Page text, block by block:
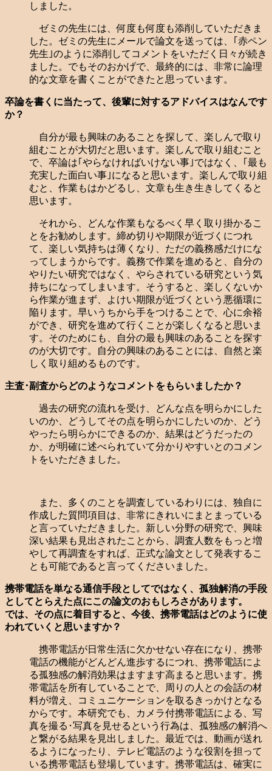
しました。
ゼミの先生には、何度も何度も添削していただきま
した。ゼミの先生にメールで論文を送っては、｢赤ペン
先生｣のように添削してコメントをいただく日々が続き
ました。でもそのおかげで、最終的には、非常に論理
的な文章を書くことができたと思っています。
卒論を書くに当たって、後輩に対するアドバイスはなんです
か？
自分が最も興味のあることを探して、楽しんで取り
組むことが大切だと思います。楽しんで取り組むこと
で、卒論は｢やらなければいけない事｣ではなく、｢最も
充実した面白い事｣になると思います。楽しんで取り組
むと、作業もはかどるし、文章も生き生きしてくると
思います。
それから、どんな作業もなるべく早く取り掛かるこ
とをお勧めします。締め切りや期限が近づくにつれ
て、楽しい気持ちは薄くなり、ただの義務感だけにな
ってしまうからです。義務で作業を進めると、自分の
やりたい研究ではなく、やらされている研究という気
持ちになってしまいます。そうすると、楽しくないか
ら作業が進まず、よけい期限が近づくという悪循環に
陥ります。早いうちから手をつけることで、心に余裕
ができ、研究を進めて行くことが楽しくなると思いま
す。そのためにも、自分の最も興味のあることを探す
のが大切です。自分の興味のあることには、自然と楽
しく取り組めるものです。
主査･副査からどのようなコメントをもらいましたか？
過去の研究の流れを受け、どんな点を明らかにした
いのか、どうしてその点を明らかにしたいのか、どう
やったら明らかにできるのか、結果はどうだったの
か、が明確に述べられていて分かりやすいとのコメン
トをいただきました。
また、多くのことを調査しているわりには、独自に
作成した質問項目は、非常にきれいにまとまっている
と言っていただきました。新しい分野の研究で、興味
深い結果も見出されたことから、調査人数をもっと増
やして再調査をすれば、正式な論文として発表するこ
とも可能であると言ってくださいました。
携帯電話を単なる通信手段としてではなく、孤独解消の手段
としてとらえた点にこの論文のおもしろさがあります。
では、その点に着目すると、今後、携帯電話はどのように使
われていくと思いますか？
携帯電話が日常生活に欠かせない存在になり、携帯
電話の機能がどんどん進歩するにつれ、携帯電話によ
る孤独感の解消効果はますます高まると思います。携
帯電話を所有していることで、周りの人との会話の材
料が増え、コミュニケーションを取るきっかけとなる
からです。本研究でも、カメラ付携帯電話による、写
真を撮る･写真を見せるという行為は、孤独感の解消へ
と繋がる結果を見出しました。最近では、動画が送れ
るようになったり、テレビ電話のような役割を担って
いる携帯電話も登場しています。携帯電話は、確実に